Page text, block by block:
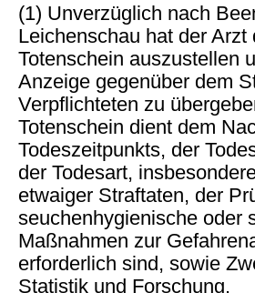
(1) Unverzüglich nach
Leichenschau hat der Arzt
Totenschein auszustellen
Anzeige gegenüber dem
Verpflichteten zu
Totenschein dient dem
Todeszeitpunkts, der
der Todesart,
etwaiger Straftaten, der
seuchenhygienische oder
Maßnahmen zur
erforderlich sind, sowie
Statistik und Forschung.